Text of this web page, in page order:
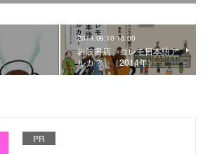
2014.09.10 15:00
岩波書店「コレモ日本語ア
ルカ？」（2014年）
PR